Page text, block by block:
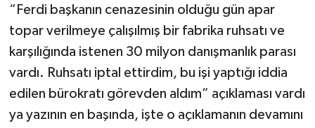
“Ferdi başkanın cenazesinin olduğu gün apar
topar verilmeye çalışılmış bir fabrika ruhsatı ve
karşılığında istenen 30 milyon danışmanlık parası
vardı. Ruhsatı iptal ettirdim, bu işi yaptığı iddia
edilen bürokratı görevden aldım” açıklaması vardı
ya yazının en başında, işte o açıklamanın devamını